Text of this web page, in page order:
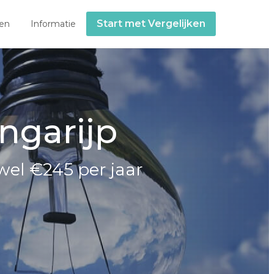
Informatie Start met Vergelijken
€245 per jaar